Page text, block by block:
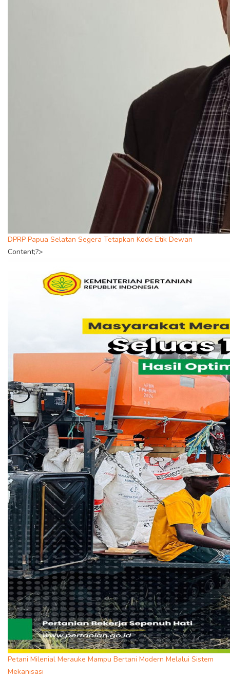
DPRP Papua Selatan Segera Tetapkan Kode Etik Dewan
Content;?>
Petani Milenial Merauke Mampu Bertani Modern Melalui Sistem
Mekanisasi